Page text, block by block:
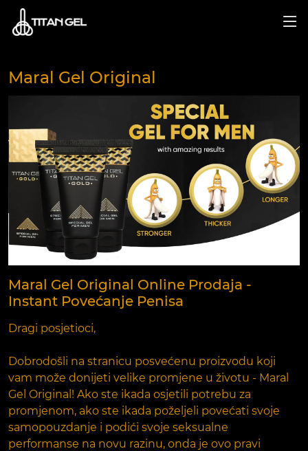
Maral Gel Original
Maral Gel Original Online Prodaja -
Instant Povećanje Penisa
Dragi posjetioci,
Dobrodošli na stranicu posvećenu proizvodu koji
vam može donijeti velike promjene u životu - Maral
Gel Original! Ako ste ikada osjetili potrebu za
promjenom, ako ste ikada poželjeli povećati svoje
samopouzdanje i podići svoje seksualne
performanse na novu razinu, onda je ovo pravi